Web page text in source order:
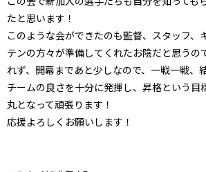
たと思います！
このような会ができたのも監督、スタッフ、
テンの方々が準備してくれたお陰だと思うの
れず、開幕まであと少しなので、一戦一戦、
チームの良さを十分に発揮し、昇格という目
丸となって頑張ります！
応援よろしくお願いします！